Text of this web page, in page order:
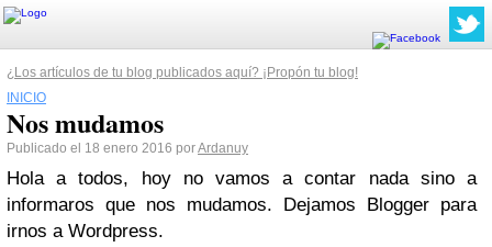
¿Los artículos de tu blog publicados aquí? ¡Propón tu blog!
INICIO
Nos mudamos
Publicado el 18 enero 2016 porArdanuy
Hola a todos, hoy no vamos a contar nada sino a
informaros que nos mudamos. Dejamos Blogger para
irnos a Wordpress.